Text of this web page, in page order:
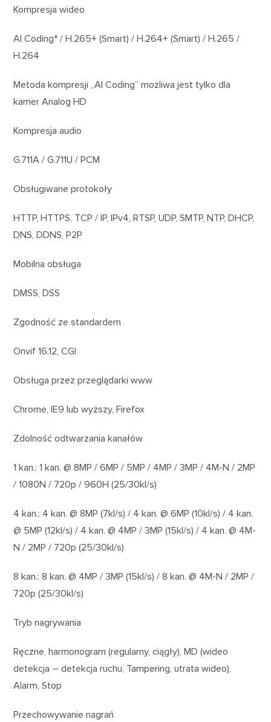
Kompresja wideo
AI Coding* / H.265+ (Smart) / H.264+ (Smart) / H.265 /
H.264
Metoda kompresji „AI Coding” możliwa jest tylko dla
kamer Analog HD
Kompresja audio
G.711A / G.711U / PCM
Obsługiwane protokoły
HTTP, HTTPS, TCP / IP, IPv4, RTSP, UDP, SMTP, NTP, DHCP,
DNS, DDNS, P2P
Mobilna obsługa
DMSS, DSS
Zgodność ze standardem
Onvif 16.12, CGI
Obsługa przez przeglądarki www
Chrome, IE9 lub wyższy, Firefox
Zdolność odtwarzania kanałów
1 kan.: 1 kan. @ 8MP / 6MP / 5MP / 4MP / 3MP / 4M-N / 2MP
/ 1080N / 720p / 960H (25/30kl/s)
4 kan.: 4 kan. @ 8MP (7kl/s) / 4 kan. @ 6MP (10kl/s) / 4 kan.
@ 5MP (12kl/s) / 4 kan. @ 4MP / 3MP (15kl/s) / 4 kan. @ 4M-
N / 2MP / 720p (25/30kl/s)
8 kan.: 8 kan. @ 4MP / 3MP (15kl/s) / 8 kan. @ 4M-N / 2MP /
720p (25/30kl/s)
Tryb nagrywania
Ręczne, harmonogram (regularny, ciągły), MD (wideo
detekcja – detekcja ruchu, Tampering, utrata wideo),
Alarm, Stop
Przechowywanie nagrań